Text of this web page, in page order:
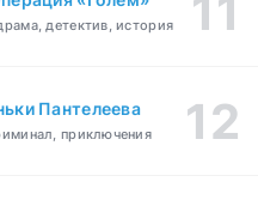
детектив, история
Пантелеева
приключения